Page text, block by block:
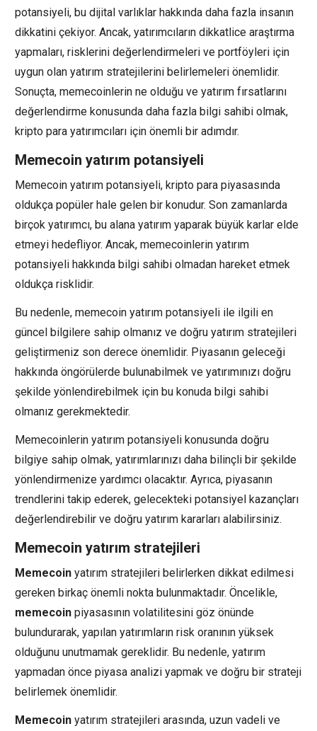
potansiyeli, bu dijital varlıklar hakkında daha fazla insanın
dikkatini çekiyor. Ancak, yatırımcıların dikkatlice araştırma
yapmaları, risklerini değerlendirmeleri ve portföyleri için
uygun olan yatırım stratejilerini belirlemeleri önemlidir.
Sonuçta, memecoinlerin ne olduğu ve yatırım fırsatlarını
değerlendirme konusunda daha fazla bilgi sahibi olmak,
kripto para yatırımcıları için önemli bir adımdır.
Memecoin yatırım potansiyeli
Memecoin yatırım potansiyeli, kripto para piyasasında
oldukça popüler hale gelen bir konudur. Son zamanlarda
birçok yatırımcı, bu alana yatırım yaparak büyük karlar elde
etmeyi hedefliyor. Ancak, memecoinlerin yatırım
potansiyeli hakkında bilgi sahibi olmadan hareket etmek
oldukça risklidir.
Bu nedenle, memecoin yatırım potansiyeli ile ilgili en
güncel bilgilere sahip olmanız ve doğru yatırım stratejileri
geliştirmeniz son derece önemlidir. Piyasanın geleceği
hakkında öngörülerde bulunabilmek ve yatırımınızı doğru
şekilde yönlendirebilmek için bu konuda bilgi sahibi
olmanız gerekmektedir.
Memecoinlerin yatırım potansiyeli konusunda doğru
bilgiye sahip olmak, yatırımlarınızı daha bilinçli bir şekilde
yönlendirmenize yardımcı olacaktır. Ayrıca, piyasanın
trendlerini takip ederek, gelecekteki potansiyel kazançları
değerlendirebilir ve doğru yatırım kararları alabilirsiniz.
Memecoin yatırım stratejileri
Memecoin yatırım stratejileri belirlerken dikkat edilmesi
gereken birkaç önemli nokta bulunmaktadır. Öncelikle,
memecoin piyasasının volatilitesini göz önünde
bulundurarak, yapılan yatırımların risk oranının yüksek
olduğunu unutmamak gereklidir. Bu nedenle, yatırım
yapmadan önce piyasa analizi yapmak ve doğru bir strateji
belirlemek önemlidir.
Memecoin yatırım stratejileri arasında, uzun vadeli ve